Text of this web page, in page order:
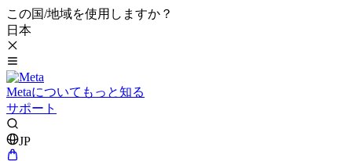
この国/地域を使用しますか？
日本
Metaについてもっと知る
サポート
JP